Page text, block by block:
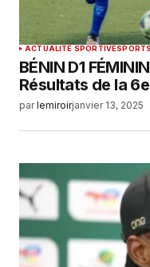
ACTUALITÉ SPORTIVE
BÉNIN D1
Résultats de la
par lemiroirjanvier 13, 2025